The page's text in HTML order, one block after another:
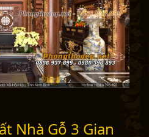
Nhà Gỗ 3 Gian